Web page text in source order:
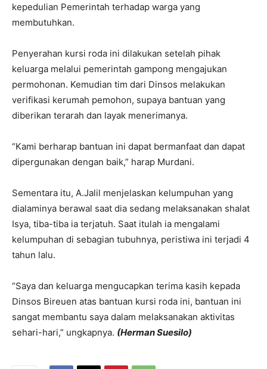
kepedulian Pemerintah terhadap warga yang
membutuhkan.
Penyerahan kursi roda ini dilakukan setelah pihak
keluarga melalui pemerintah gampong mengajukan
permohonan. Kemudian tim dari Dinsos melakukan
verifikasi kerumah pemohon, supaya bantuan yang
diberikan terarah dan layak menerimanya.
“Kami berharap bantuan ini dapat bermanfaat dan dapat
dipergunakan dengan baik,” harap Murdani.
Sementara itu, A.Jalil menjelaskan kelumpuhan yang
dialaminya berawal saat dia sedang melaksanakan shalat
Isya, tiba-tiba ia terjatuh. Saat itulah ia mengalami
kelumpuhan di sebagian tubuhnya, peristiwa ini terjadi 4
tahun lalu.
“Saya dan keluarga mengucapkan terima kasih kepada
Dinsos Bireuen atas bantuan kursi roda ini, bantuan ini
sangat membantu saya dalam melaksanakan aktivitas
sehari-hari,” ungkapnya. (Herman Suesilo)